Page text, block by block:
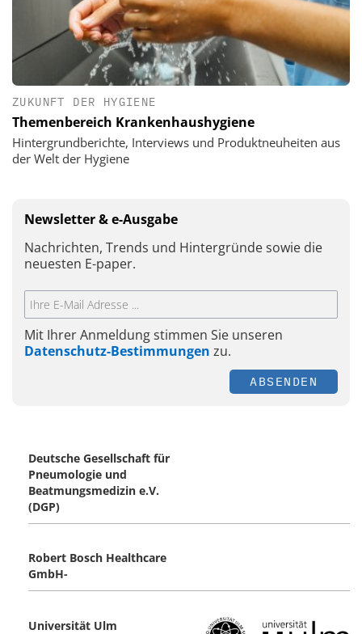
ZUKUNFT DER HYGIENE
Themenbereich Krankenhaushygiene
Hintergrundberichte, Interviews und Produktneuheiten aus
der Welt der Hygiene
Newsletter & e-Ausgabe
Nachrichten, Trends und Hintergründe sowie die
neuesten E-paper.
Mit Ihrer Anmeldung stimmen Sie unseren
Datenschutz-Bestimmungen zu.
ABSENDEN
Deutsche Gesellschaft für
Pneumologie und
Beatmungsmedizin e.V.
(DGP)
Robert Bosch Healthcare
GmbH-
Universität Ulm